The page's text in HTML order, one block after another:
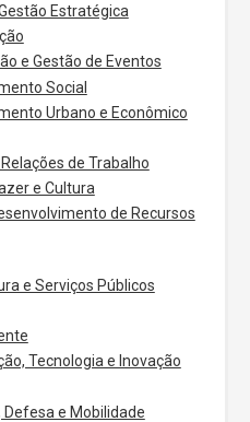
Estratégica
e Gestão de Eventos
Social
Urbano e Econômico
de Trabalho
e Cultura
de Recursos
e Serviços Públicos
Tecnologia e Inovação
e Mobilidade